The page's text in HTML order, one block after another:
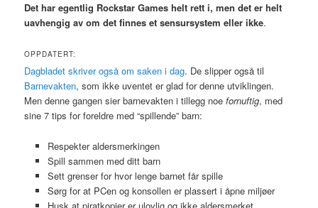
Det har egentlig Rockstar Games helt rett i, men det er helt
uavhengig av om det finnes et sensursystem eller ikke.
OPPDATERT:
Dagbladet skriver også om saken i dag. De slipper også til
Barnevakten, som ikke uventet er glad for denne utviklingen.
Men denne gangen sier barnevakten i tillegg noefornuftig, med
sine 7 tips for foreldre med “spillende” barn:
Respekter aldersmerkingen
Spill sammen med ditt barn
Sett grenser for hvor lenge barnet får spille
Sørg for at PCen og konsollen er plassert i åpne miljøer
Husk at piratkopier er ulovlig og ikke aldersmerket